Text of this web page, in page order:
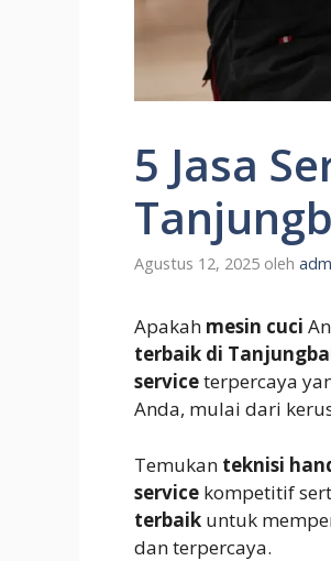
5 Jasa
Agustus 12, 2025 oleh
Apakah mesin cuci
terbaik di
serviceterpercaya
Anda, mulai dari
Temukan teknisi
service kompetitif
terbaik untuk
dan terpercaya.